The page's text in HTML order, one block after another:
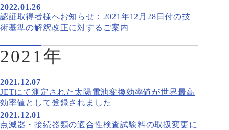
2022.01.26
認証取得者様へお知らせ：2021年12月28日付の技
術基準の解釈改正に対するご案内
2021年
2021.12.07
JETにて測定された太陽電池変換効率値が世界最高
効率値として登録されました
2021.12.01
点滅器・接続器類の適合性検査試験料の取扱変更に